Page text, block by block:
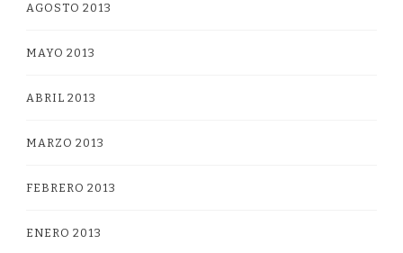
AGOSTO 2013
MAYO 2013
ABRIL 2013
MARZO 2013
FEBRERO 2013
ENERO 2013